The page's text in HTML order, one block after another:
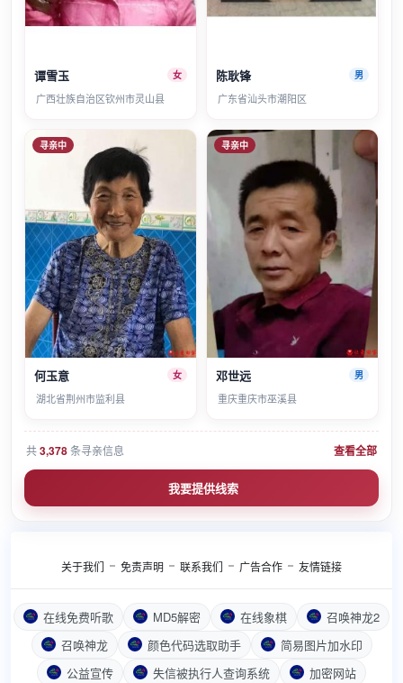
谭雪玉 女
广西壮族自治区钦州市灵山县
陈耿锋 男
广东省汕头市潮阳区
寻亲中
何玉意 女
湖北省荆州市监利县
寻亲中
邓世远 男
重庆重庆市巫溪县
共3,378条寻亲信息 查看全部
我要提供线索
关于我们 免责声明 联系我们 广告合作 友情链接
在线免费听歌 MD5解密 在线象棋
召唤神龙2
召唤神龙
颜色代码选取助手
简易图片加水印
公益宣传
失信被执行人查询系统 加密网站